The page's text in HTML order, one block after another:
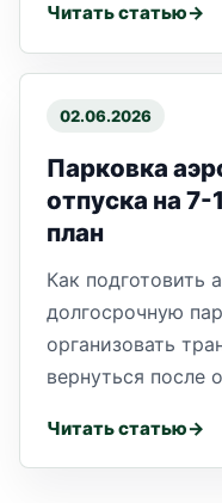
Читать статью
02.06.2026
Парковка
отпуска на
план
Как подготовить
долгосрочную
организовать
вернуться после
Читать статью